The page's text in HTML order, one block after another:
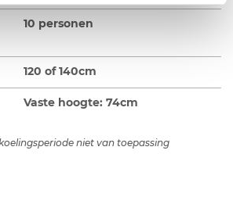
10 personen
120 of 140cm
Vaste hoogte: 74cm
niet van toepassing